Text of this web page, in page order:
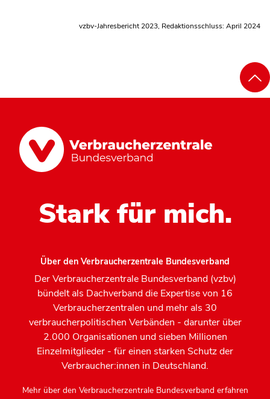
vzbv-Jahresbericht 2023, Redaktionsschluss: April 2024
Stark für mich.
Über den Verbraucherzentrale Bundesverband
Der Verbraucherzentrale Bundesverband (vzbv)
bündelt als Dachverband die Expertise von 16
Verbraucherzentralen und mehr als 30
verbraucherpolitischen Verbänden - darunter über
2.000 Organisationen und sieben Millionen
Einzelmitglieder - für einen starken Schutz der
Verbraucher:innen in Deutschland.
Mehr über den Verbraucherzentrale Bundesverband erfahren